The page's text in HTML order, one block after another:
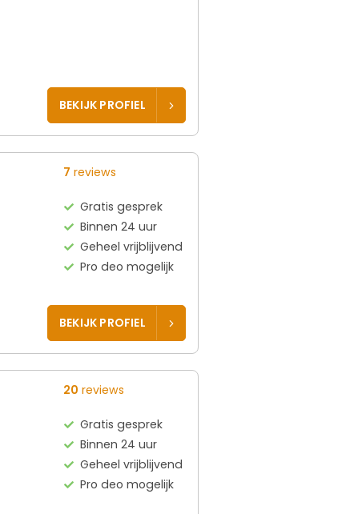
BEKIJK PROFIEL
7 reviews
Gratis gesprek
Binnen 24 uur
Geheel vrijblijvend
Pro deo mogelijk
BEKIJK PROFIEL
20 reviews
Gratis gesprek
Binnen 24 uur
Geheel vrijblijvend
Pro deo mogelijk